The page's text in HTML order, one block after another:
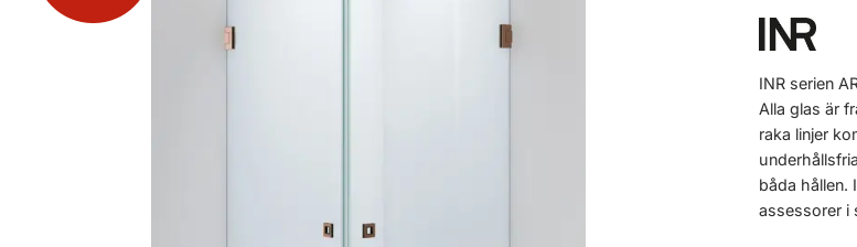
INR serien
Alla glas är
raka linjer
båda hållen.
assessorer i